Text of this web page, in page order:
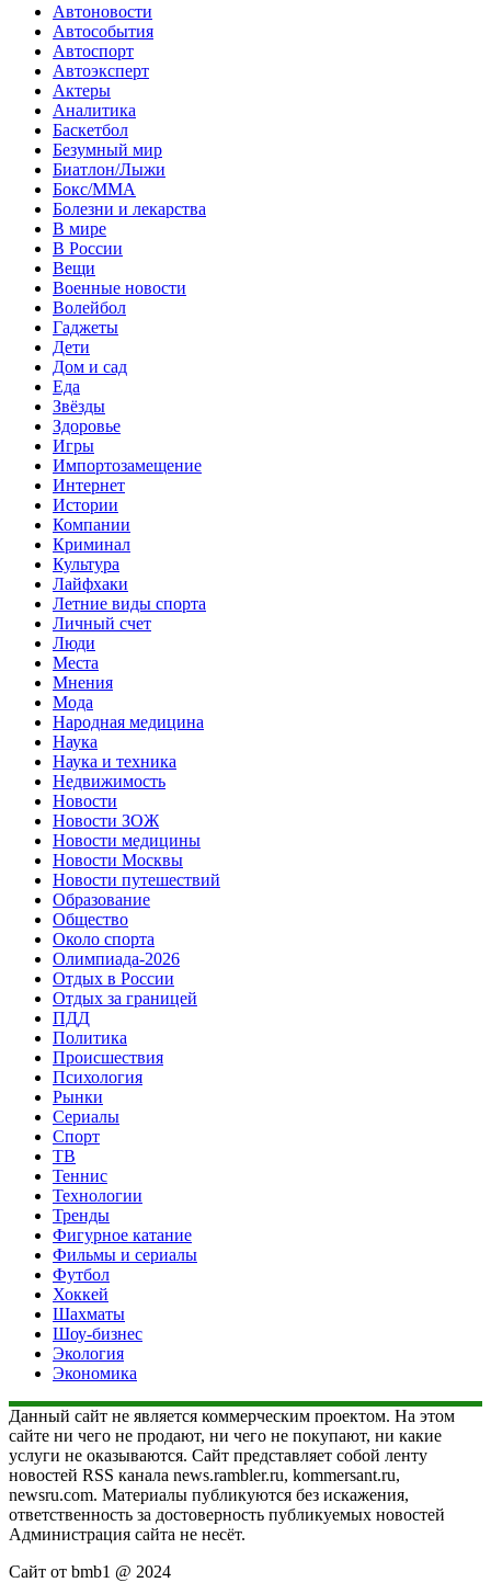
Автоновости
Автособытия
Автоспорт
Автоэксперт
Актеры
Аналитика
Баскетбол
Безумный мир
Биатлон/Лыжи
Бокс/MMA
Болезни и лекарства
В мире
В России
Вещи
Военные новости
Волейбол
Гаджеты
Дети
Дом и сад
Еда
Звёзды
Здоровье
Игры
Импортозамещение
Интернет
Истории
Компании
Криминал
Культура
Лайфхаки
Летние виды спорта
Личный счет
Люди
Места
Мнения
Мода
Народная медицина
Наука
Наука и техника
Недвижимость
Новости
Новости ЗОЖ
Новости медицины
Новости Москвы
Новости путешествий
Образование
Общество
Около спорта
Олимпиада-2026
Отдых в России
Отдых за границей
ПДД
Политика
Происшествия
Психология
Рынки
Сериалы
Спорт
ТВ
Теннис
Технологии
Тренды
Фигурное катание
Фильмы и сериалы
Футбол
Хоккей
Шахматы
Шоу-бизнес
Экология
Экономика
Данный сайт не является коммерческим проектом. На этом
сайте ни чего не продают, ни чего не покупают, ни какие
услуги не оказываются. Сайт представляет собой ленту
новостей RSS канала news.rambler.ru, kommersant.ru,
newsru.com. Материалы публикуются без искажения,
ответственность за достоверность публикуемых новостей
Администрация сайта не несёт.
Сайт от bmb1 @ 2024